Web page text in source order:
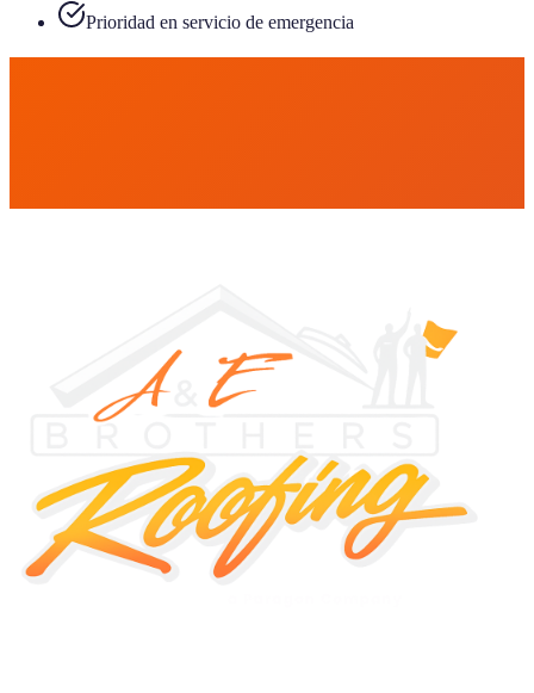
Prioridad en servicio de emergencia